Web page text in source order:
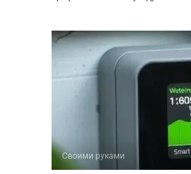
Своими руками